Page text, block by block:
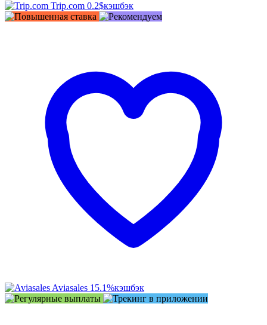
Trip.com 0.2$кэшбэк
Aviasales 15.1%кэшбэк